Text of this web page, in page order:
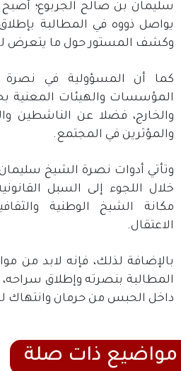
سليمان بن صالح الجربوع؛
يواصل ذووه في المطالبة
وكشف المستور حول ما يتعرض
كما أن المسؤولية في
المؤسسات والهيئات المعنية
والخارج، فضلا عن الناشطين
والمؤثرين في المجتمع.
وتأتي أدوات نصرة الشيخ
خلال اللجوء إلى السبل
مكانة الشيخ الوطنية
الاعتقال.
بالإضافة لذلك، فإنه لابد من
المطالبة بنصرته وإطلاق
داخل الحبس من حرمان وانتهاك